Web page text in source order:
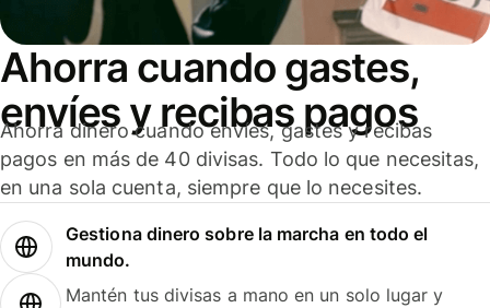
Ahorra cuando gastes,
envíes y recibas pagos
Ahorra dinero cuando envíes, gastes y recibas
pagos en más de 40 divisas. Todo lo que necesitas,
en una sola cuenta, siempre que lo necesites.
Gestiona dinero sobre la marcha en todo el
mundo.
Mantén tus divisas a mano en un solo lugar y